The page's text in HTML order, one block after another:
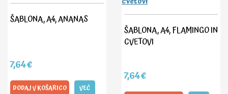
ŠABLONA, A4, ANANAS
7,64€
DODAJ V KOŠARICO VEČ
ŠABLONA, A4, FLAMINGO IN
CVETOVI
7,64€